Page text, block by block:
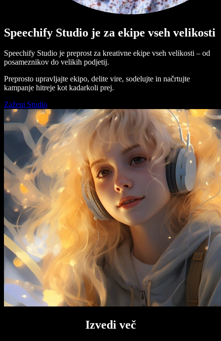
Speechify Studio je za ekipe vseh velikosti
Speechify Studio je preprost za kreativne ekipe vseh velikosti – od
posameznikov do velikih podjetij.
Preprosto upravljajte ekipo, delite vire, sodelujte in načrtujte
kampanje hitreje kot kadarkoli prej.
Zaženi Studio
Izvedi več